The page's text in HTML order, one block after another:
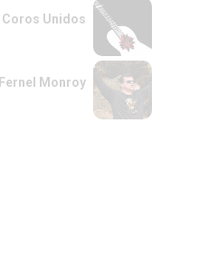
Coros Unidos
Fernel Monroy